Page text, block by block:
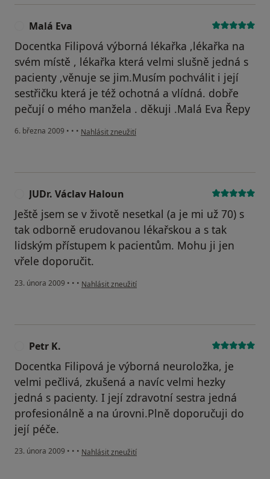
Malá Eva
Docentka Filipová výborná lékařka ,lékařka na
svém místě , lékařka která velmi slušně jedná s
pacienty ,věnuje se jim.Musím pochválit i její
sestřičku která je též ochotná a vlídná. dobře
pečují o mého manžela . děkuji .Malá Eva Řepy
6. března 2009 • • • podle názoru uživatele Malá Eva
Nahlásit zneužití
JUDr. Václav Haloun
Ještě jsem se v životě nesetkal (a je mi už 70) s
tak odborně erudovanou lékařskou a s tak
lidským přístupem k pacientům. Mohu ji jen
vřele doporučit.
23. února 2009 • • • podle názoru uživatele JUDr. Václav Haloun
Nahlásit zneužití
Petr K.
Docentka Filipová je výborná neuroložka, je
velmi pečlivá, zkušená a navíc velmi hezky
jedná s pacienty. I její zdravotní sestra jedná
profesionálně a na úrovni.Plně doporučuji do
její péče.
23. února 2009 • • • podle názoru uživatele Petr K.
Nahlásit zneužití